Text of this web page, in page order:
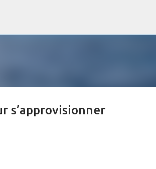
s’approvisionner